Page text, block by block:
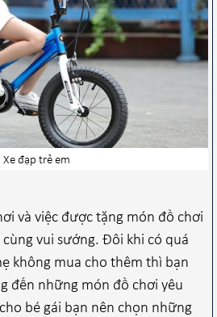
Xe đạp trẻ em
và việc được tặng món đồ chơi
cùng vui sướng. Đôi khi có quá
không mua cho thêm thì bạn
đến những món đồ chơi yêu
bé gái bạn nên chọn những